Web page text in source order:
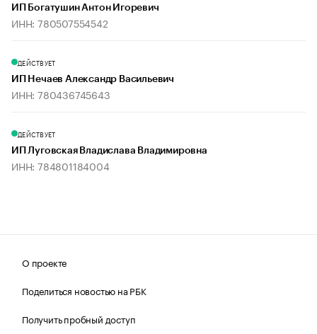
ИП Богатушин Антон Игоревич
ИНН: 780507554542
ДЕЙСТВУЕТ
ИП Нечаев Александр Васильевич
ИНН: 780436745643
ДЕЙСТВУЕТ
ИП Луговская Владислава Владимировна
ИНН: 784801184004
О проекте
Поделиться новостью на РБК
Получить пробный доступ